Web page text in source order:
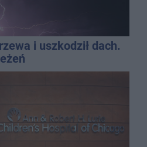
i uszkodził dach.